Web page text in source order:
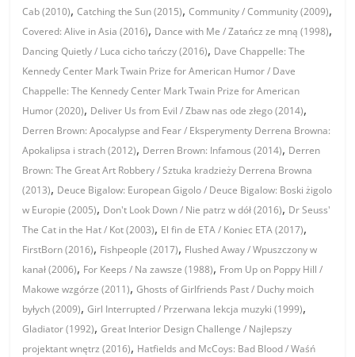
Cab (2010),Catching the Sun (2015),Community / Community (2009),
Covered: Alive in Asia (2016), Dance with Me / Zatańcz ze mną (1998),
Dancing Quietly / Luca cicho tańczy (2016), Dave Chappelle: The
Kennedy Center Mark Twain Prize for American Humor / Dave
Chappelle: The Kennedy Center Mark Twain Prize for American
Humor (2020), Deliver Us from Evil / Zbaw nas ode złego (2014),
Derren Brown: Apocalypse and Fear / Eksperymenty Derrena Browna:
Apokalipsa i strach (2012), Derren Brown: Infamous (2014), Derren
Brown: The Great Art Robbery / Sztuka kradzieży Derrena Browna
(2013), Deuce Bigalow: European Gigolo / Deuce Bigalow: Boski żigolo
w Europie (2005), Don't Look Down / Nie patrz w dół (2016), Dr Seuss'
The Cat in the Hat / Kot (2003), El fin de ETA / Koniec ETA (2017),
FirstBorn (2016), Fishpeople (2017), Flushed Away / Wpuszczony w
kanał (2006), For Keeps / Na zawsze (1988), From Up on Poppy Hill /
Makowe wzgórze (2011),Ghosts of Girlfriends Past / Duchy moich
byłych (2009),Girl Interrupted / Przerwana lekcja muzyki (1999),
Gladiator (1992),Great Interior Design Challenge / Najlepszy
projektant wnętrz (2016), Hatfields and McCoys: Bad Blood / Waśń